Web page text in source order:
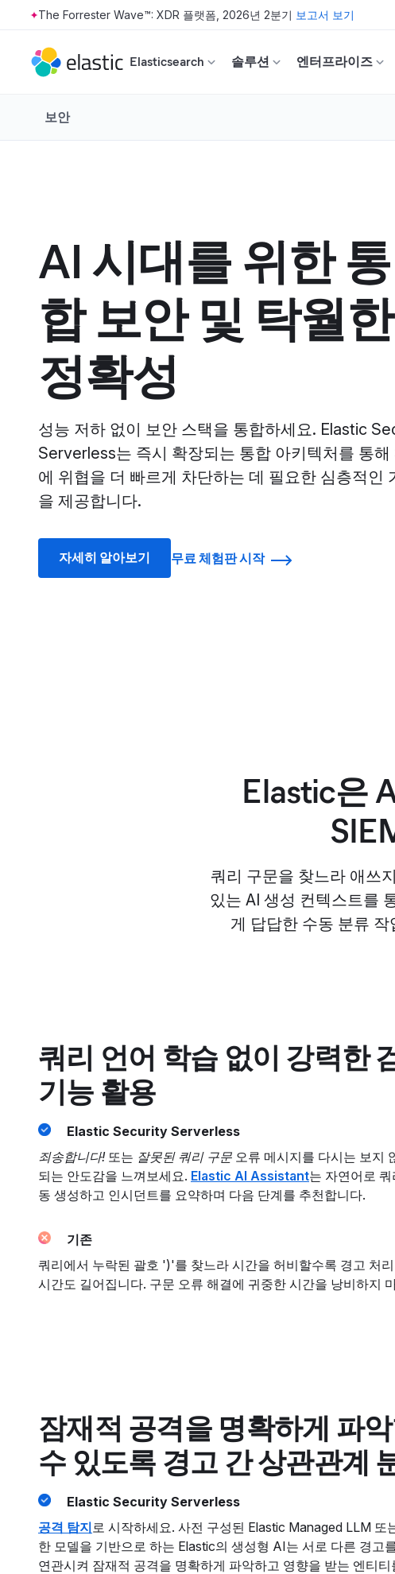
Skip to main content
The Forrester Wave™: XDR 플랫폼, 2026년 2분기 보고서 보기
Elasticsearch 솔루션 엔터프라이즈
보안
AI 시대를 위한 통
합 보안 및 탁월한
정확성
성능 저하 없이 보안 스택을 통합하세요. Elastic
Serverless는 즉시 확장되는 통합 아키텍처를 통해
에 위협을 더 빠르게 차단하는 데 필요한 심층적인
을 제공합니다.
자세히 알아보기 무료 체험판 시작
Elastic은
쿼리 구문을 찾느라 애쓰
있는 AI 생성 컨텍스트를
게 답답한 수동 분류
쿼리 언어 학습 없이 강력한
기능 활용
Elastic Security Serverless
죄송합니다!또는 잘못된 쿼리 구문 오류 메시지를 다시는 보지
되는 안도감을 느껴보세요. Elastic AI Assistant는 자연어로
동 생성하고 인시던트를 요약하며 다음 단계를 추천합니다.
기존
쿼리에서 누락된 괄호 ')'를 찾느라 시간을 허비할수록 경고 처
시간도 길어집니다. 구문 오류 해결에 귀중한 시간을 낭비하지
잠재적 공격을 명확하게 파
수 있도록 경고 간 상관관계
Elastic Security Serverless
공격 탐지 로 시작하세요. 사전 구성된 Elastic Managed LLM 또
한 모델을 기반으로 하는 Elastic의 생성형 AI는 서로 다른 경고
연관시켜 잠재적 공격을 명확하게 파악하고 영향을 받는 엔티티